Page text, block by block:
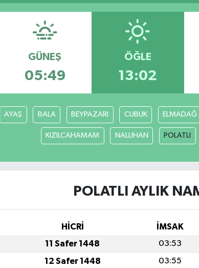
GÜNEŞ
05:49
ÖĞLE
13:02
AYAŞ BALA BEYPAZARI CUBUK ELMADAĞ
KIZILCAHAMAM NALLIHAN POLATLI
POLATLI AYLIK
HİCRİ İMSAK
11 Safer 1448 03:53
12 Safer 1448 03:55